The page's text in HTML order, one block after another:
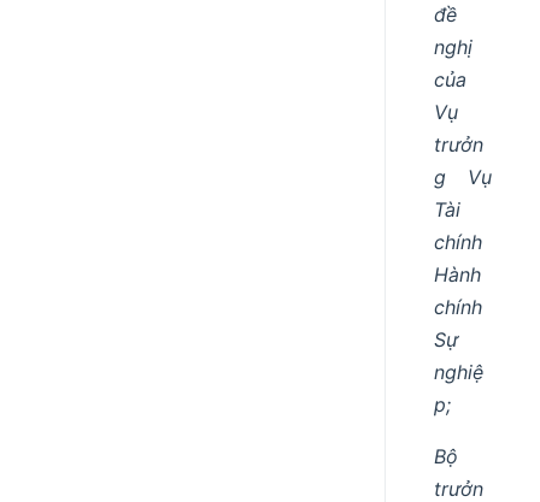
đề
nghị
của
Vụ
trưởn
g Vụ
Tài
chính
Hành
chính
Sự
nghiệ
p;
Bộ
trưởn